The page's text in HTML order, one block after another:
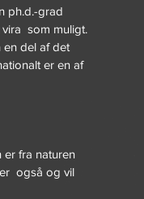
ph.d.-grad
som muligt.
en del af det
er en af
fra naturen
også og vil